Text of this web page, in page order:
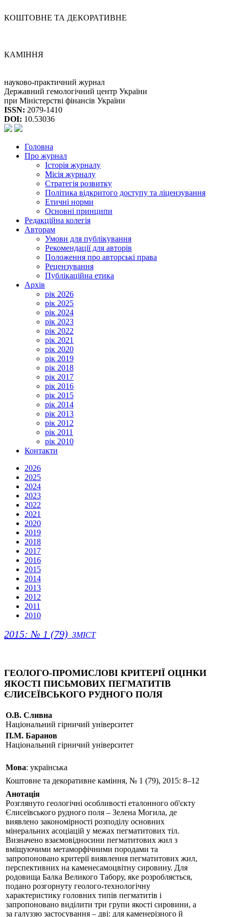
КОШТОВНЕ ТА ДЕКОРАТИВНЕ
КАМІННЯ
науково-практичний журнал
Державний гемологічний центр України
при Міністерстві фінансів України
ISSN: 2079-1410
DOI: 10.53036
Головна
Про журнал
Історія журналу
Місія журналу
Стратегія розвитку
Політика відкритого доступу та ліцензування
Етичні норми
Основні принципи
Редакційна колегія
Авторам
Умови для публікування
Рекомендації для авторів
Положення про авторські права
Рецензування
Публікаційна етика
Архів
рік 2026
рік 2025
рік 2024
рік 2023
рік 2022
рік 2021
рік 2020
рік 2019
рік 2018
рік 2017
рік 2016
рік 2015
рік 2014
рік 2013
рік 2012
рік 2011
рік 2010
Контакти
2026
2025
2024
2023
2022
2021
2020
2019
2018
2017
2016
2015
2014
2013
2012
2011
2010
2015: № 1 (79) ЗМІСТ
ГЕОЛОГО-ПРОМИСЛОВІ КРИТЕРІЇ ОЦІНКИ
ЯКОСТІ ПИСЬМОВИХ ПЕГМАТИТІВ
ЄЛИСЕЇВСЬКОГО РУДНОГО ПОЛЯ
О.В. Сливна
Національний гірничий університет
П.М. Баранов
Національний гірничий університет
Мова: українська
Коштовне та декоративне каміння, № 1 (79), 2015: 8–12
Анотація
Розглянуто геологічні особливості еталонного об'єкту
Єлисеївського рудного поля – Зелена Могила, де
виявлено закономірності розподілу основних
мінеральних асоціацій у межах пегматитових тіл.
Визначено взаємовідносини пегматитових жил з
вміщуючими метаморфічними породами та
запропоновано критерії виявлення пегматитових жил,
перспективних на каменесамоцвітну сировину. Для
родовища Балка Великого Табору, яке розробляється,
подано розгорнуту геолого-технологічну
характеристику головних типів пегматитів і
запропоновано виділити три групи якості сировини, а
за галуззю застосування – дві: для каменерізного й